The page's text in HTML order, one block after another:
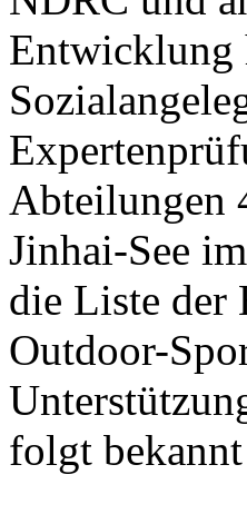
Entwicklung
Abteilungen
Jinhai-See
die Liste der
Outdoor-
folgt bekannt